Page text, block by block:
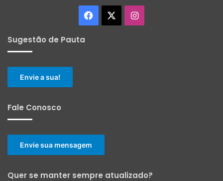
Facebook Instagram
Sugestão de Pauta
Envie a sua!
Fale Conosco
Envie sua mensagem
Quer se manter sempre atualizado?